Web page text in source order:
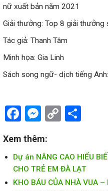
nữ xuất bản năm 2021
Giải thưởng: Top 8 giải thưởng
Tác giả: Thanh Tâm
Minh họa: Gia Linh
Sách song ngữ- dịch tiếng
Facebook
Copy
Xem thêm:
Dự án NÂNG CAO HIỂU
CHO TRẺ EM ĐÀ LẠT
KHO BÁU CỦA NHÀ VUA